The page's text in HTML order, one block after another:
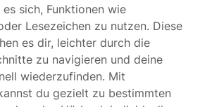
sich, Funktionen wie
Lesezeichen zu nutzen. Diese
es dir, leichter durch die
zu navigieren und deine
wiederzufinden. Mit
du gezielt zu bestimmten